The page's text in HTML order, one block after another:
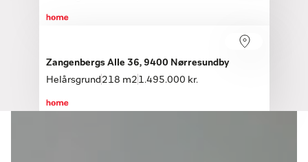
Søndag 16.08, kl. 12.00-16.00
Zangenbergs Alle 36, 9400 Nørresundby
Helårsgrund 218 m2 1.495.000 kr.